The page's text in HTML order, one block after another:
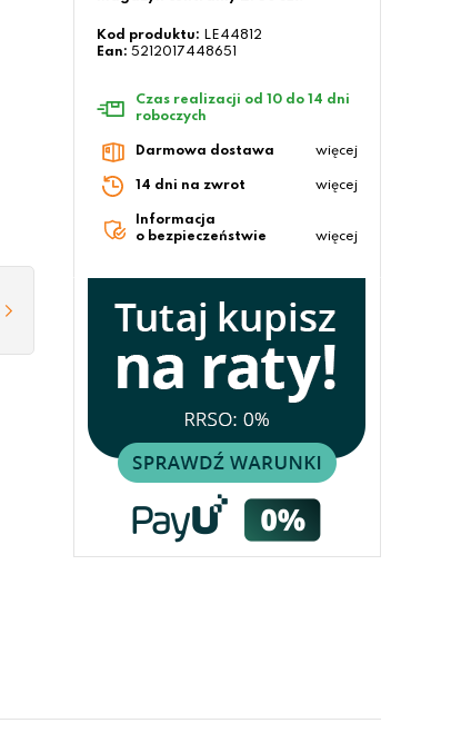
Kod produktu: LE44812
Ean: 5212017448651
Czas realizacji od 10 do 14 dni
roboczych
Darmowa dostawa więcej
14 dni na zwrot więcej
Informacja
o bezpieczeństwie
więcej